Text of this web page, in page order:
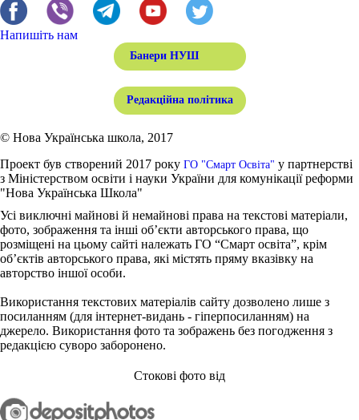
Напишіть нам
Банери НУШ
Редакційна політика
© Нова Українська школа, 2017
Проект був створений 2017 року ГО "Смарт Освіта" у партнерстві
з Міністерством освіти і науки України для комунікації реформи
"Нова Українська Школа"
Усі виключні майнові й немайнові права на текстові матеріали,
фото, зображення та інші об’єкти авторського права, що
розміщені на цьому сайті належать ГО “Смарт освіта”, крім
об’єктів авторського права, які містять пряму вказівку на
авторство іншої особи.
Використання текстових матеріалів сайту дозволено лише з
посиланням (для інтернет-видань - гіперпосиланням) на
джерело. Використання фото та зображень без погодження з
редакцією суворо заборонено.
Стокові фото від